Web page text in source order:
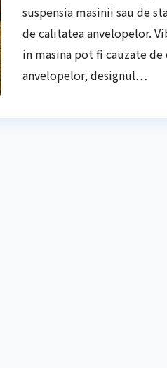
suspensia masinii sau de
de calitatea anvelopelor.
in masina pot fi cauzate
anvelopelor, designul…